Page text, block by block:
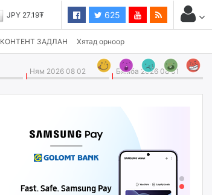
JPY 27.19₮ 625
КОНТЕНТ ЗАДЛАН Хятад орноор
Ням 2026 08 02 Бямба 2026 08 01